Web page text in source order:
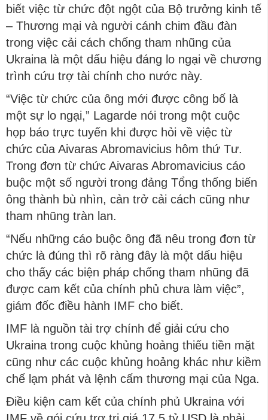
biết việc từ chức đột ngột của Bộ trưởng kinh tế
– Thương mại và người cánh chim đầu đàn
trong việc cải cách chống tham nhũng của
Ukraina là một dấu hiệu đáng lo ngại về chương
trình cứu trợ tài chính cho nước này.
“Việc từ chức của ông mới được công bố là
một sự lo ngại,” Lagarde nói trong một cuộc
họp báo trực tuyến khi được hỏi về việc từ
chức của Aivaras Abromavicius hôm thứ Tư.
Trong đơn từ chức Aivaras Abromavicius cáo
buộc một số người trong đảng Tổng thống biến
ông thành bù nhìn, cản trở cải cách cũng như
tham nhũng tràn lan.
“Nếu những cáo buộc ông đã nêu trong đơn từ
chức là đúng thì rõ ràng đây là một dấu hiệu
cho thấy các biện pháp chống tham nhũng đã
được cam kết của chính phủ chưa làm việc”,
giám đốc điều hành IMF cho biết.
IMF là nguồn tài trợ chính để giải cứu cho
Ukraina trong cuộc khủng hoảng thiếu tiền mặt
cũng như các cuộc khủng hoảng khác như kiềm
chế lạm phát và lệnh cấm thương mại của Nga.
Điều kiện cam kết của chính phủ Ukraina với